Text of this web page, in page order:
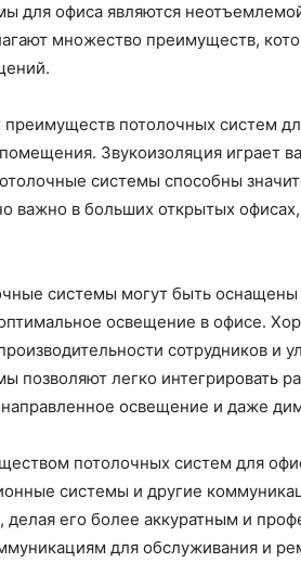
для офиса являются
множество преимуществ,
потолочных систем
Звукоизоляция играет
системы способны
важно в больших открытых
системы могут быть
оптимальное освещение в офисе.
сотрудников и
позволяют легко интегрировать
освещение и даже
потолочных систем для
системы и другие
делая его более аккуратным и
для обслуживания и